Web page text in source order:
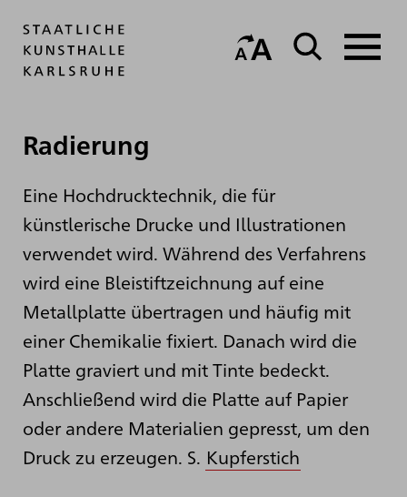
Radierung
Eine Hochdrucktechnik, die für
künstlerische Drucke und Illustrationen
verwendet wird. Während des Verfahrens
wird eine Bleistiftzeichnung auf eine
Metallplatte übertragen und häufig mit
einer Chemikalie fixiert. Danach wird die
Platte graviert und mit Tinte bedeckt.
Anschließend wird die Platte auf Papier
oder andere Materialien gepresst, um den
Druck zu erzeugen. S. Kupferstich